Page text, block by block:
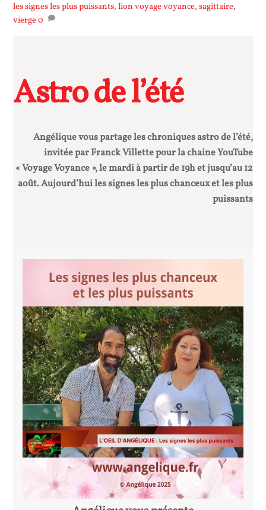
les signes les plus puissants,lion voyage voyance,sagittaire,
vierge0
Astro de l’été
Angélique vous partage les chroniques astro de l’été,
invitée par Franck Villette pour la chaine YouTube
« Voyage Voyance », le mardi à partir de 19h et jusqu’au 12
août. Aujourd’hui les signes les plus chanceux et les plus
puissants